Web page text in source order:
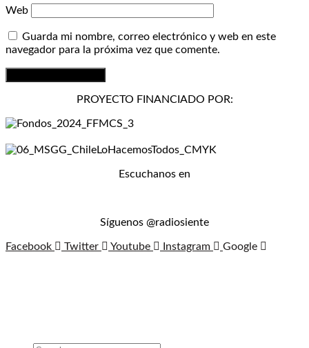
Web
Guarda mi nombre, correo electrónico y web en este
navegador para la próxima vez que comente.
PROYECTO FINANCIADO POR:
Escuchanos en
Síguenos @radiosiente
Facebook Twitter Youtube Instagram Google